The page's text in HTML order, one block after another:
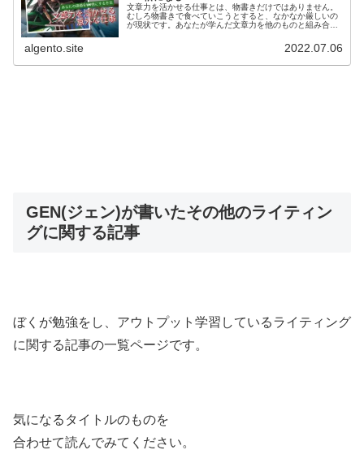
文章力を活かせる仕事とは、物書きだけではありません。
むしろ物書きで食べていこうとすると、なかなか厳しいの
が現状です。あなたが学んだ文章力を他のものと組み合わ
力がもたらす本当の価値を手に入れましょう。
algento.site 2022.07.06
GEN(ジェン)が書いたその他のライティン
グに関する記事
ぼくが勉強をし、アウトプット学習しているライティング
に関する記事の一覧ページです。
気になるタイトルのものを
合わせて読んでみてください。